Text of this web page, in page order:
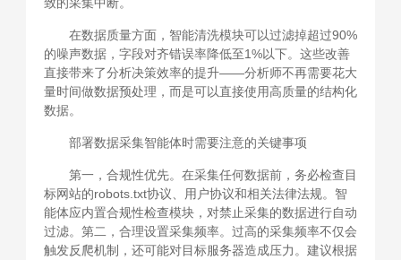
在数据质量方面，智能清洗模块可以过滤掉超过90%
的噪声数据，字段对齐错误率降低至1%以下。这些改善
直接带来了分析决策效率的提升——分析师不再需要花大
量时间做数据预处理，而是可以直接使用高质量的结构化
数据。
部署数据采集智能体时需要注意的关键事项
第一，合规性优先。在采集任何数据前，务必检查目
标网站的robots.txt协议、用户协议和相关法律法规。智
能体应内置合规性检查模块，对禁止采集的数据进行自动
过滤。第二，合理设置采集频率。过高的采集频率不仅会
触发反爬机制，还可能对目标服务器造成压力。建议根据